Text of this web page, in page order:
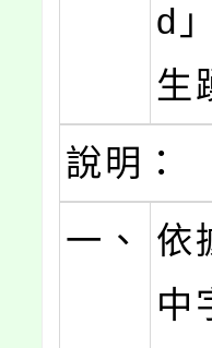
d
生
說明：
一、
依
中